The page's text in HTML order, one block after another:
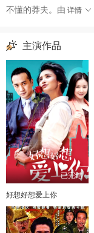
不懂的莽夫。由 详情
主演作品
已完结
好想好想爱上你